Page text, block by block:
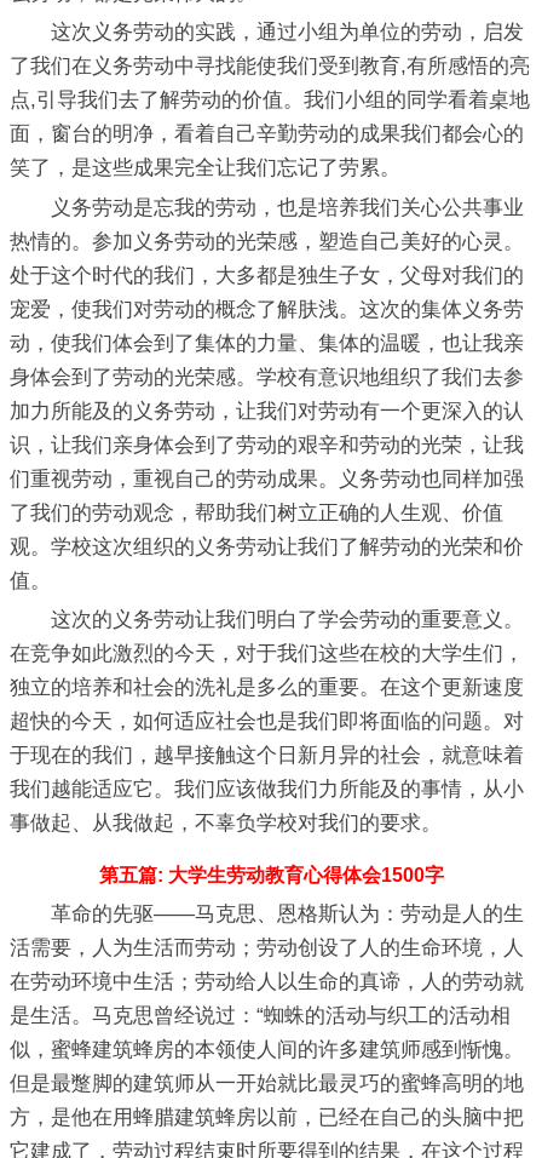
这次义务劳动的实践，通过小组为单位的劳动，启发
了我们在义务劳动中寻找能使我们受到教育,有所感悟的亮
点,引导我们去了解劳动的价值。我们小组的同学看着桌地
面，窗台的明净，看着自己辛勤劳动的成果我们都会心的
笑了，是这些成果完全让我们忘记了劳累。
义务劳动是忘我的劳动，也是培养我们关心公共事业
热情的。参加义务劳动的光荣感，塑造自己美好的心灵。
处于这个时代的我们，大多都是独生子女，父母对我们的
宠爱，使我们对劳动的概念了解肤浅。这次的集体义务劳
动，使我们体会到了集体的力量、集体的温暖，也让我亲
身体会到了劳动的光荣感。学校有意识地组织了我们去参
加力所能及的义务劳动，让我们对劳动有一个更深入的认
识，让我们亲身体会到了劳动的艰辛和劳动的光荣，让我
们重视劳动，重视自己的劳动成果。义务劳动也同样加强
了我们的劳动观念，帮助我们树立正确的人生观、价值
观。学校这次组织的义务劳动让我们了解劳动的光荣和价
值。
这次的义务劳动让我们明白了学会劳动的重要意义。
在竞争如此激烈的今天，对于我们这些在校的大学生们，
独立的培养和社会的洗礼是多么的重要。在这个更新速度
超快的今天，如何适应社会也是我们即将面临的问题。对
于现在的我们，越早接触这个日新月异的社会，就意味着
我们越能适应它。我们应该做我们力所能及的事情，从小
事做起、从我做起，不辜负学校对我们的要求。
第五篇: 大学生劳动教育心得体会1500字
革命的先驱——马克思、恩格斯认为：劳动是人的生
活需要，人为生活而劳动；劳动创设了人的生命环境，人
在劳动环境中生活；劳动给人以生命的真谛，人的劳动就
是生活。马克思曾经说过：“蜘蛛的活动与织工的活动相
似，蜜蜂建筑蜂房的本领使人间的许多建筑师感到惭愧。
但是最蹩脚的建筑师从一开始就比最灵巧的蜜蜂高明的地
方，是他在用蜂腊建筑蜂房以前，已经在自己的头脑中把
它建成了，劳动过程结束时所要得到的结果，在这个过程